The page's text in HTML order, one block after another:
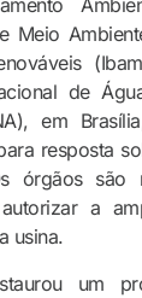
Meio
de
em
resposta
órgãos são
a
usina.
um